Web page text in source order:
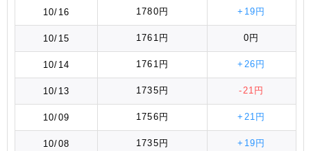
10/16 1780円 +19円
10/15 1761円 0円
10/14 1761円 +26円
10/13 1735円 -21円
10/09 1756円 +21円
10/08 1735円 +19円